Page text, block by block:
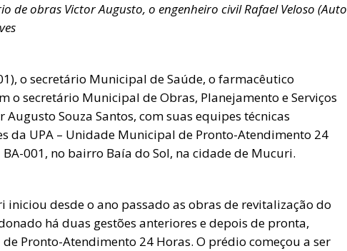
de obras Victor Augusto, o engenheiro civil Rafael Veloso (Auto
o secretário Municipal de Saúde, o farmacêutico
o secretário Municipal de Obras, Planejamento e Serviços
Souza Santos, com suas equipes técnicas
da UPA – Unidade Municipal de Pronto-Atendimento 24
001, no bairro Baía do Sol, na cidade de Mucuri.
desde o ano passado as obras de revitalização do
há duas gestões anteriores e depois de pronta,
Pronto-Atendimento 24 Horas. O prédio começou a ser